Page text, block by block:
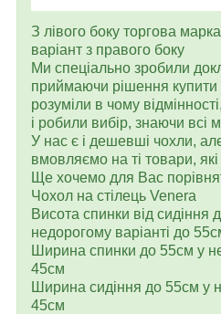
З лівого боку торгова
варіант з правого боку
Ми спеціально зробили
приймаючи рішення купити
розуміли в чому відмінності,
і робили вибір, знаючи всі
У нас є і дешевші чохли,
вмовляємо на ті товари,
Ще хочемо для Вас
Чохол на стілець Venera
Висота спинки від сидіння
недорогому варіанті до
Ширина спинки до 55см у
45см
Ширина сидіння до 55см у
45см